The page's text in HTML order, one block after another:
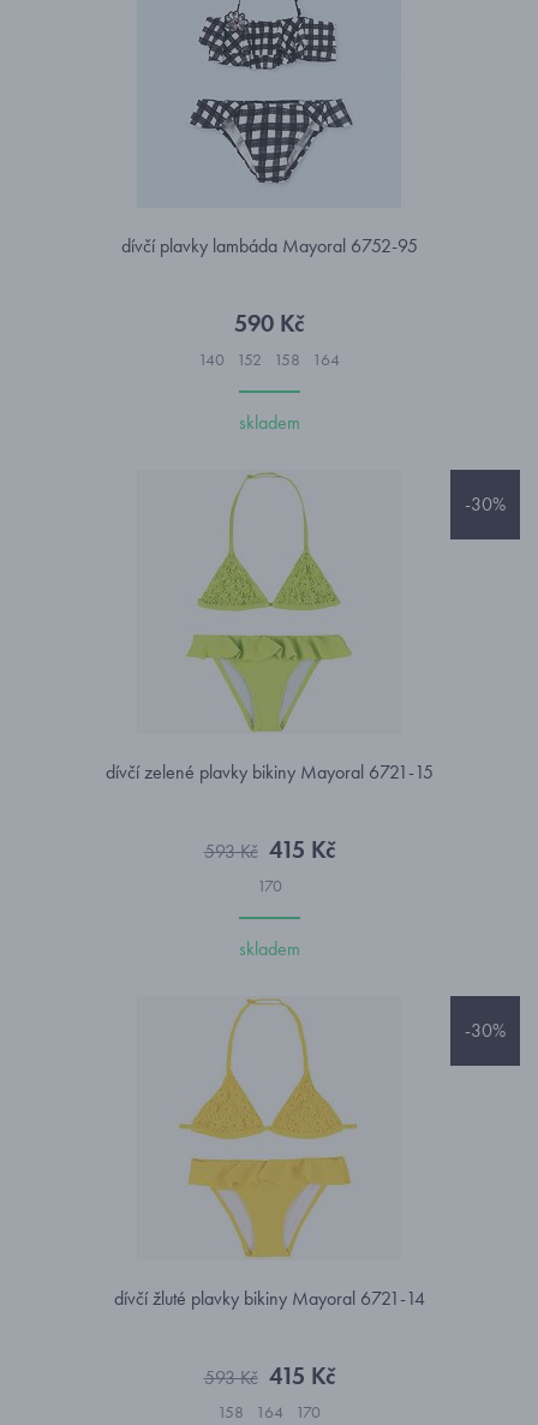
dívčí plavky lambáda Mayoral 6752-95
590 Kč
140 152 158 164
skladem
-30%
dívčí zelené plavky bikiny Mayoral 6721-15
593 Kč 415 Kč
170
skladem
-30%
dívčí žluté plavky bikiny Mayoral 6721-14
593 Kč 415 Kč
158 164 170